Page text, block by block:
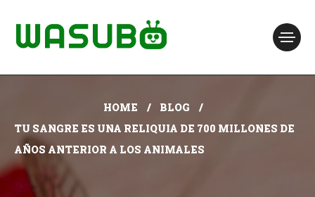
HOME
BLOG
TU SANGRE ES UNA RELIQUIA DE 700 MILLONES DE
AÑOS ANTERIOR A LOS ANIMALES